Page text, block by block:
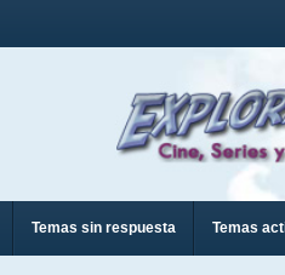
Temas sin respuesta Temas